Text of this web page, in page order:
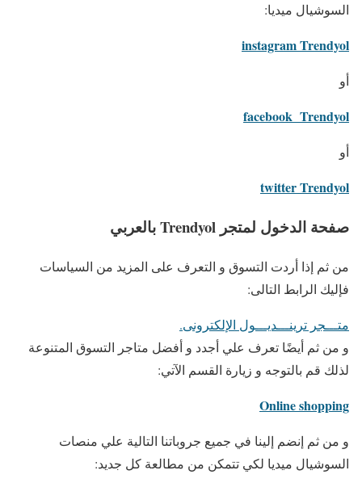
السوشيال ميديا:
instagram Trendyol
أو
facebook Trendyol
أو
twitter Trendyol
صفحة الدخول لمتجر Trendyol بالعربي
من ثم إذا أردت التسوق و التعرف على المزيد من السياسات
فإليك الرابط التالى:
متـــجر ترينـــديـــول الإلكترونى.
و من ثم أيضًا تعرف علي أجدد و أفضل متاجر التسوق المتنوعة
لذلك قم بالتوجه و زيارة القسم الآتي:
Online shopping
و من ثم إنضم إلينا في جميع جروباتنا التالية علي منصات
السوشيال ميديا لكي تتمكن من مطالعة كل جديد: